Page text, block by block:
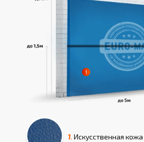
1. Искусcтвенная кожа